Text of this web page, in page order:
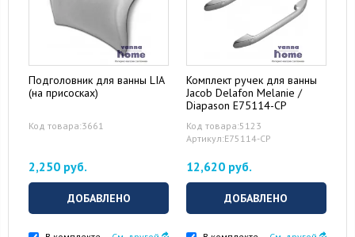
Подголовник для ванны LIA
(на присосках)
Код товара:3661
2,250 руб.
ДОБАВЛЕНО
Комплект ручек для ванны
Jacob Delafon Melanie /
Diapason E75114-CP
Код товара:5123
Артикул:E75114-CP
12,620 руб.
ДОБАВЛЕНО